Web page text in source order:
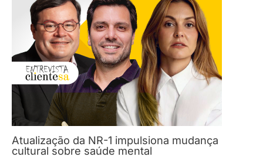
Atualização da NR-1 impulsiona mudança
cultural sobre saúde mental